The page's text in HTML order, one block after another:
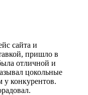
сайта и
пришло в
отличной и
цокольные
конкурентов.